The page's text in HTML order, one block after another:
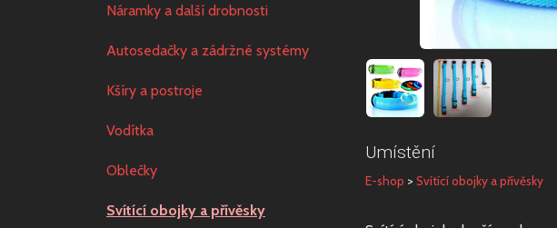
Náramky a další drobnosti
Autosedačky a zádržné systémy
Kšíry a postroje
Vodítka
Oblečky
Svítící obojky a přívěsky
Umístění
E-shop > Svítící obojky a přívěsky